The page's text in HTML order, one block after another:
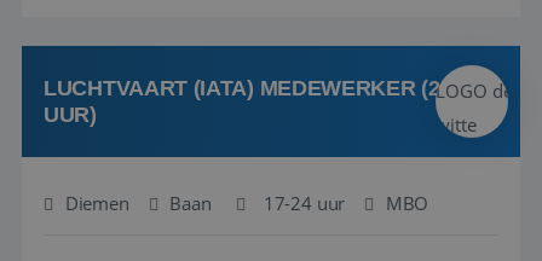
deze onderdelen zijn nu samen gevoegd...
LUCHTVAART (IATA) MEDEWERKER (24-32
UUR)
Diemen Baan 17-24 uur MBO